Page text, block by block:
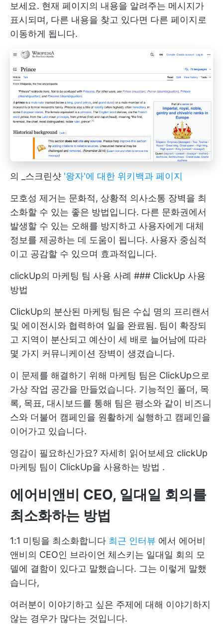
보세요. 현재 페이지의 내용을 알려주는 메시지가
표시되며, 다른 내용을 찾고 있다면 다른 페이지로
이동하게 됩니다.
의 _스크린샷 '왕자'에 대한 위키백과 페이지
모호성 제거는 문화적, 상황적 의사소통 장벽을 최
소화할 수 있는 좋은 방법입니다. 다른 문화권에서
발생할 수 있는 오해를 방지하고 사용자에게 대체
정보를 제공하는 데 도움이 됩니다. 사용자 중심적
이고 공감할 수 있으며 효과적입니다.
clickUp의 마케팅 팀 사용 사례 ### ClickUp 사용
방법
ClickUp의 분산된 마케팅 팀은 수십 명의 프리랜서
및 에이전시와 협력하여 일을 완료됨. 팀이 확장되
고 지역이 분산되고 예산이 세 배로 늘어남에 따라
몇 가지 커뮤니케이션 장벽이 생겼습니다.
이 문제를 해결하기 위해 마케팅 팀은 ClickUp으로
가상 작업 공간을 만들었습니다. 기능적인 폴더, 목
록, 목표, 대시보드를 통해 팀은 평소와 같이 비즈니
스와 더불어 캠페인을 원활하게 실행하고 캠페인을
이어가고 있습니다.
영감이 필요하신가요? 자세히 읽어보세요 clickUp
마케팅 팀이 ClickUp을 사용하는 방법 .
에어비앤비 CEO, 일대일 회의를
최소화하는 방법
1:1 미팅을 최소화합니다 최근 인터뷰 에서 에어비
앤비의 CEO인 브라이언 체스키는 일대일 회의 모
델에 결함이 있다고 말했습니다. 그는 이렇게 말했
습니다,
여러분이 이야기하고 싶은 주제에 대해 이야기하지
않는 경우가 많다는 것입니다.